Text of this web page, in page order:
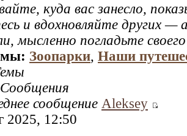
куда вас занесло,
и вдохновляйте других —
мысленно погладьте
Зоопарки, Наши
Сообщения
сообщение Aleksey
2025, 12:50